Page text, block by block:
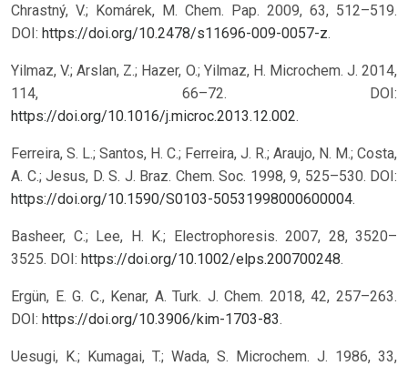
Chrastný, V.; Komárek, M. Chem. Pap. 2009, 63, 512–519.
DOI: https://doi.org/10.2478/s11696-009-0057-z.
Yilmaz, V.; Arslan, Z.; Hazer, O.; Yilmaz, H. Microchem. J. 2014,
114, 66–72. DOI:
https://doi.org/10.1016/j.microc.2013.12.002.
Ferreira, S. L.; Santos, H. C.; Ferreira, J. R.; Araujo, N. M.; Costa,
A. C.; Jesus, D. S. J. Braz. Chem. Soc. 1998, 9, 525–530. DOI:
https://doi.org/10.1590/S0103-50531998000600004.
Basheer, C.; Lee, H. K.; Electrophoresis. 2007, 28, 3520–
3525. DOI: https://doi.org/10.1002/elps.200700248.
Ergün, E. G. C., Kenar, A. Turk. J. Chem. 2018, 42, 257–263.
DOI: https://doi.org/10.3906/kim-1703-83.
Uesugi, K.; Kumagai, T.; Wada, S. Microchem. J. 1986, 33,